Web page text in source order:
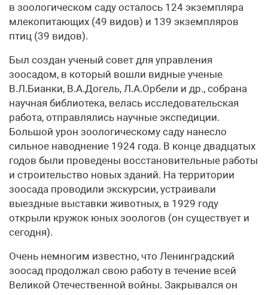
в зоологическом саду осталось 124 экземпляра
млекопитающих (49 видов) и 139 экземпляров
птиц (39 видов).
Был создан ученый совет для управления
зоосадом, в который вошли видные ученые
В.Л.Бианки, В.А.Догель, Л.А.Орбели и др., собрана
научная библиотека, велась исследовательская
работа, отправлялись научные экспедиции.
Большой урон зоологическому саду нанесло
сильное наводнение 1924 года. В конце двадцатых
годов были проведены восстановительные работы
и строительство новых зданий. На территории
зоосада проводили экскурсии, устраивали
выездные выставки животных, в 1929 году
открыли кружок юных зоологов (он существует и
сегодня).
Очень немногим известно, что Ленинградский
зоосад продолжал свою работу в течение всей
Великой Отечественной войны. Закрывался он